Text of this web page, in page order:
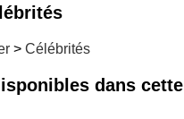
> Célébrités
dans